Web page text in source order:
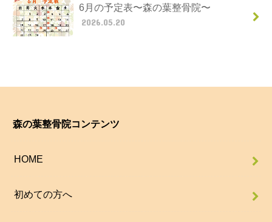
6月の予定表〜森の葉整骨院〜
2026.05.20
森の葉整骨院コンテンツ
HOME
初めての方へ